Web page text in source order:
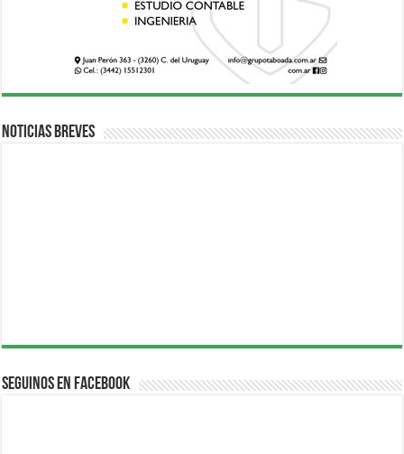
Noticias breves
Seguinos en Facebook